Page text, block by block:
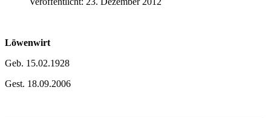
Löwenwirt
Geb. 15.02.1928
Gest. 18.09.2006